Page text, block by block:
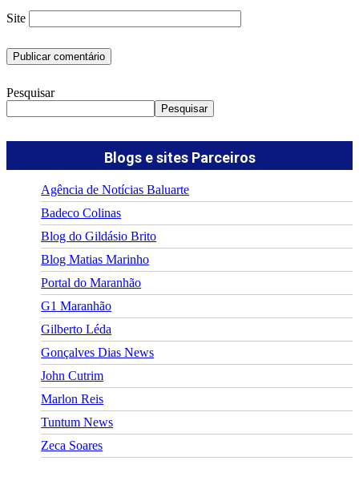
Site
Pesquisar
Pesquisar
Blogs e sites Parceiros
Agência de Notícias Baluarte
Badeco Colinas
Blog do Gildásio Brito
Blog Matias Marinho
Portal do Maranhão
G1 Maranhão
Gilberto Léda
Gonçalves Dias News
John Cutrim
Marlon Reis
Tuntum News
Zeca Soares